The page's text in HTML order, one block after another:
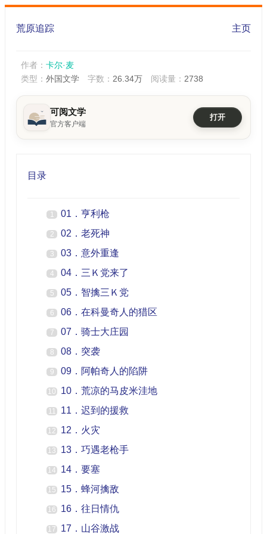
荒原追踪 主页
作者： 卡尔·麦
类型： 外国文学 字数： 26.34万 阅读量： 2738
可阅文学
官方客户端
打开
目录
1 01．亨利枪
2 02．老死神
3 03．意外重逢
4 04．三Ｋ党来了
5 05．智擒三Ｋ党
6 06．在科曼奇人的猎区
7 07．骑士大庄园
8 08．突袭
9 09．阿帕奇人的陷阱
10 10．荒凉的马皮米洼地
11 11．迟到的援救
12 12．火灾
13 13．巧遇老枪手
14 14．要塞
15 15．蜂河擒敌
16 16．往日情仇
17 17．山谷激战